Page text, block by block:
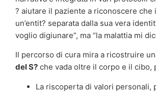
? aiutare il paziente a riconoscere che
un’entit? separata dalla sua vera
voglio digiunare”, ma “la malattia mi
Il percorso di cura mira a ricostruire
del S? che vada oltre il corpo e il cibo,
La riscoperta di valori personali,